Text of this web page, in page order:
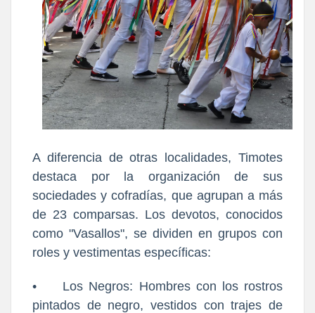
A diferencia de otras localidades, Timotes
destaca por la organización de sus
sociedades y cofradías, que agrupan a más
de 23 comparsas. Los devotos, conocidos
como "Vasallos", se dividen en grupos con
roles y vestimentas específicas:
•
Los Negros: Hombres con los rostros
pintados de negro, vestidos con trajes de